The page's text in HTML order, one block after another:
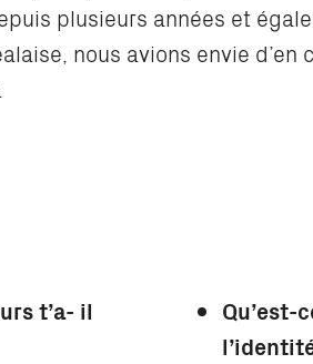
plusieurs années et
nous avions envie d’en
t’a- il